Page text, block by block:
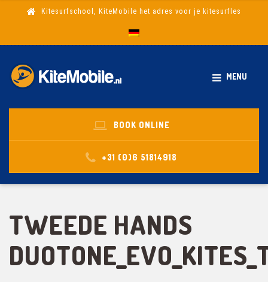
Kitesurfschool, KiteMobile het adres voor je kitesurfles
MENU
BOOK ONLINE
+31 (0)6 51814918
TWEEDE HANDS